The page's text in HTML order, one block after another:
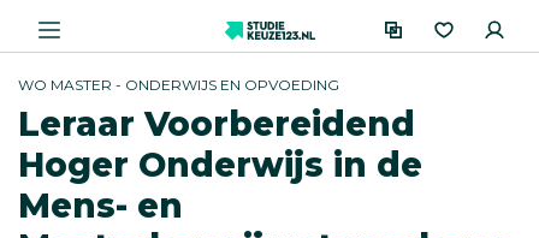
WO MASTER - ONDERWIJS EN OPVOEDING
Leraar Voorbereidend
Hoger Onderwijs in de
Mens- en